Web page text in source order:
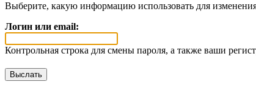
Выберите, какую информацию использовать для
Логин или email:
Контрольная строка для смены пароля, а также ваши